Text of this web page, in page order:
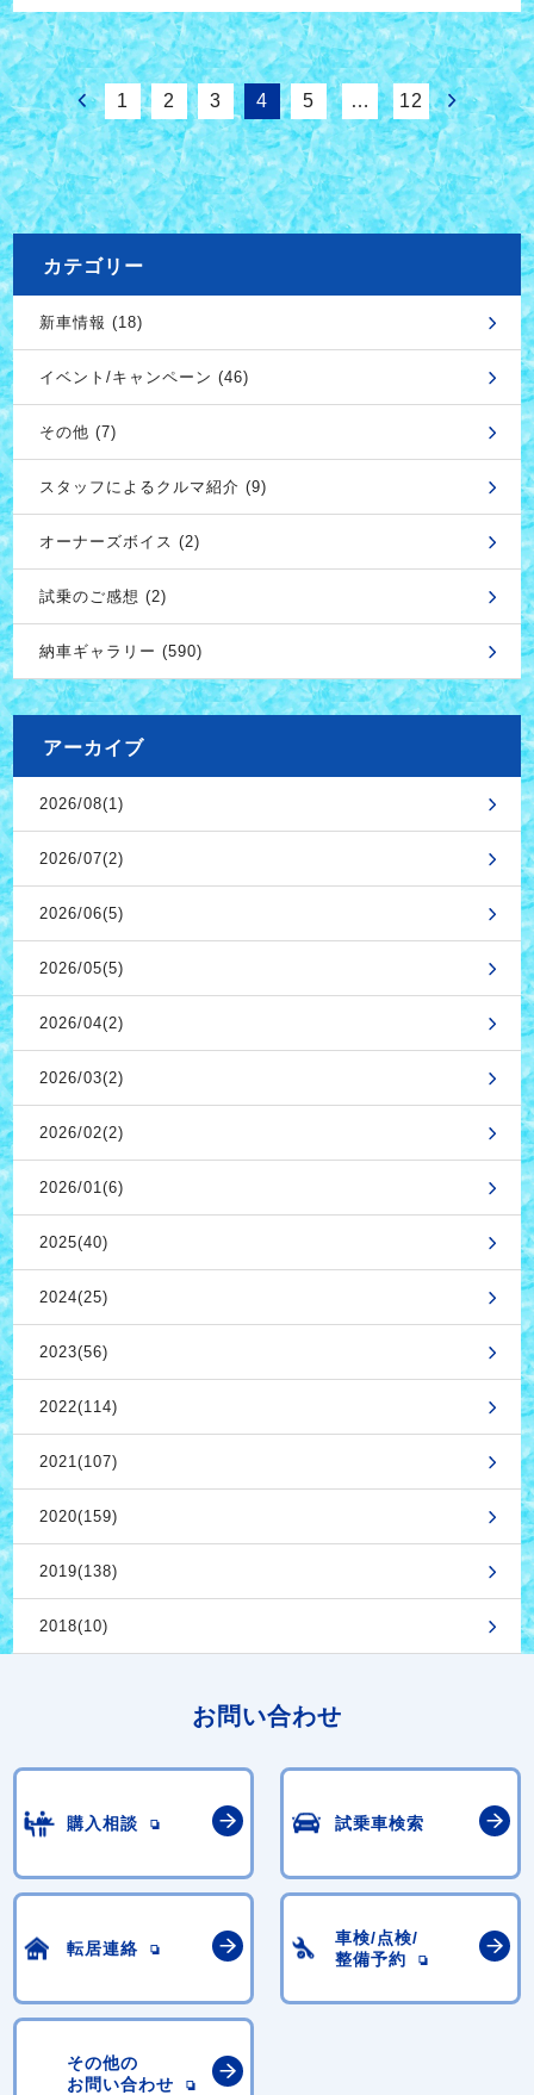
1 2 3 4 5 … 12
カテゴリー
新車情報 (18)
イベント/キャンペーン (46)
その他 (7)
スタッフによるクルマ紹介 (9)
オーナーズボイス (2)
試乗のご感想 (2)
納車ギャラリー (590)
アーカイブ
2026/08(1)
2026/07(2)
2026/06(5)
2026/05(5)
2026/04(2)
2026/03(2)
2026/02(2)
2026/01(6)
2025(40)
2024(25)
2023(56)
2022(114)
2021(107)
2020(159)
2019(138)
2018(10)
お問い合わせ
購入相談 試乗車検索
転居連絡
車検/点検/
整備予約
その他の
お問い合わせ